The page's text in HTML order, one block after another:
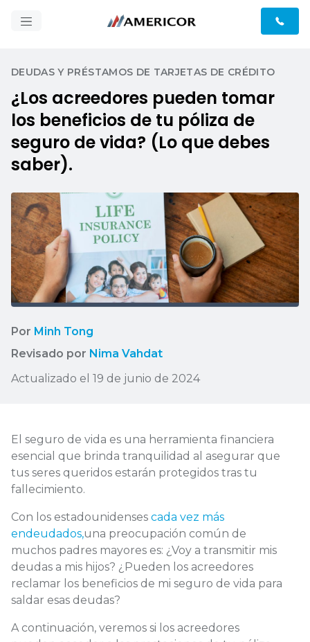
DEUDAS Y PRÉSTAMOS DE TARJETAS DE CRÉDITO
¿Los acreedores pueden tomar
los beneficios de tu póliza de
seguro de vida? (Lo que debes
saber).
Por Minh Tong
Revisado por Nima Vahdat
Actualizado el 19 de junio de 2024
El seguro de vida es una herramienta financiera
esencial que brinda tranquilidad al asegurar que
tus seres queridos estarán protegidos tras tu
fallecimiento.
Con los estadounidenses cada vez más
endeudados,una preocupación común de
muchos padres mayores es: ¿Voy a transmitir mis
deudas a mis hijos? ¿Pueden los acreedores
reclamar los beneficios de mi seguro de vida para
saldar esas deudas?
A continuación, veremos si los acreedores